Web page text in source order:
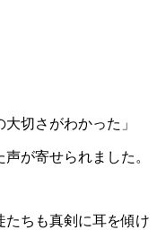
切さがわかった」
が寄せられました。
ちも真剣に耳を傾け